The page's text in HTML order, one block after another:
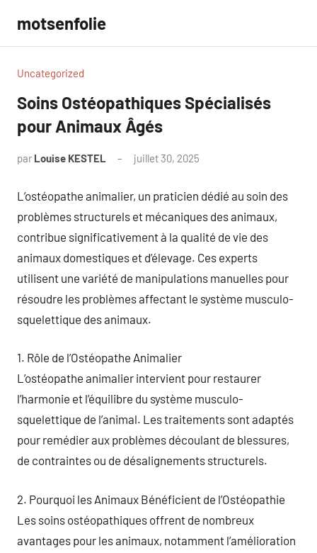
contenu
motsenfolie
Uncategorized
Soins Ostéopathiques Spécialisés
pour Animaux Âgés
par Louise KESTEL juillet 30, 2025
L’ostéopathe animalier, un praticien dédié au soin des
problèmes structurels et mécaniques des animaux,
contribue significativement à la qualité de vie des
animaux domestiques et d’élevage. Ces experts
utilisent une variété de manipulations manuelles pour
résoudre les problèmes affectant le système musculo-
squelettique des animaux.
1. Rôle de l’Ostéopathe Animalier
L’ostéopathe animalier intervient pour restaurer
l’harmonie et l’équilibre du système musculo-
squelettique de l’animal. Les traitements sont adaptés
pour remédier aux problèmes découlant de blessures,
de contraintes ou de désalignements structurels.
2. Pourquoi les Animaux Bénéficient de l’Ostéopathie
Les soins ostéopathiques offrent de nombreux
avantages pour les animaux, notamment l’amélioration